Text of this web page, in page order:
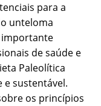
para a
unteloma
importante
de saúde e
Paleolítica
e sustentável.
os princípios